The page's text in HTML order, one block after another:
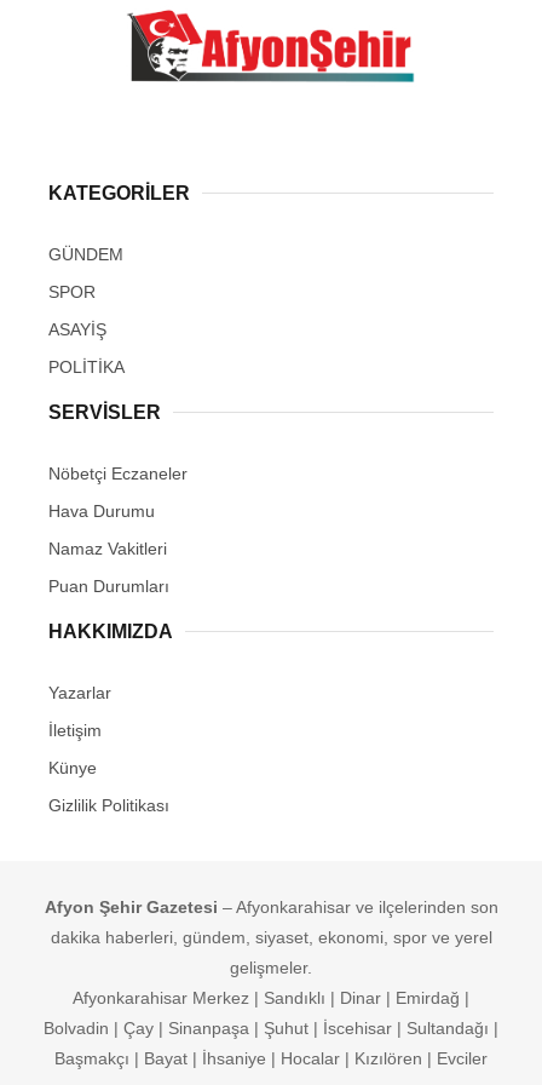
KATEGORİLER
GÜNDEM
SPOR
ASAYİŞ
POLİTİKA
SERVİSLER
Nöbetçi Eczaneler
Hava Durumu
Namaz Vakitleri
Puan Durumları
HAKKIMIZDA
Yazarlar
İletişim
Künye
Gizlilik Politikası
Afyon Şehir Gazetesi – Afyonkarahisar ve ilçelerinden son
dakika haberleri, gündem, siyaset, ekonomi, spor ve yerel
gelişmeler.
Afyonkarahisar Merkez | Sandıklı | Dinar | Emirdağ |
Bolvadin | Çay | Sinanpaşa | Şuhut | İscehisar | Sultandağı |
Başmakçı | Bayat | İhsaniye | Hocalar | Kızılören | Evciler